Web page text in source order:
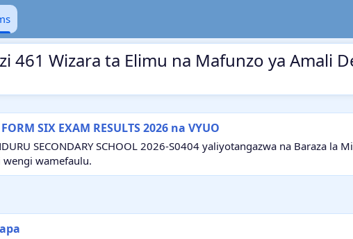
461 Wizara ta Elimu na Mafunzo ya Amali
SIX EXAM RESULTS 2026 na VYUO
SECONDARY SCHOOL 2026-S0404 yaliyotangazwa na Baraza la
wengi wamefaulu.